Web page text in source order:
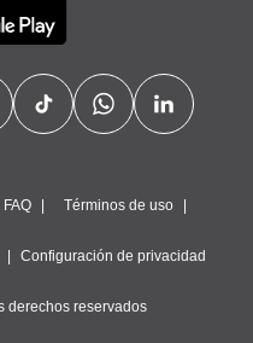
FAQ Términos de uso
Configuración de privacidad
derechos reservados